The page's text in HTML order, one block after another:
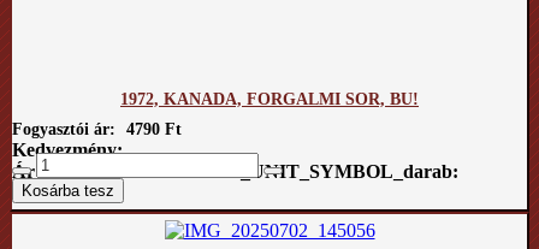
1972, KANADA, FORGALMI SOR, BU!
Fogyasztói ár:
4790 Ft
Kedvezmény:
Ár / COM_VIRTUEMART_UNIT_SYMBOL_darab: